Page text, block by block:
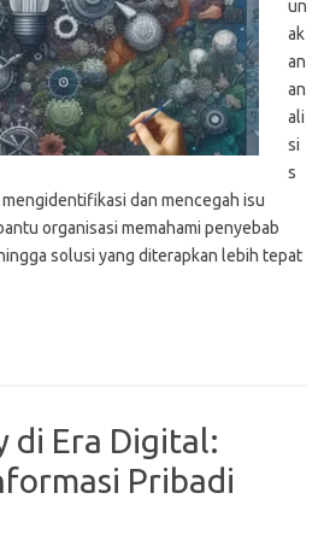
un
ak
an
an
ali
si
s
dan mencegah isu
organisasi memahami penyebab
solusi yang diterapkan lebih tepat
di Era Digital:
Pribadi